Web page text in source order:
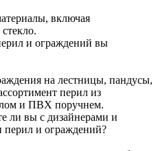
включая
и ограждений вы
на лестницы, пандусы,
перил из
и ПВХ поручнем.
ли вы с дизайнерами и
перил и ограждений?